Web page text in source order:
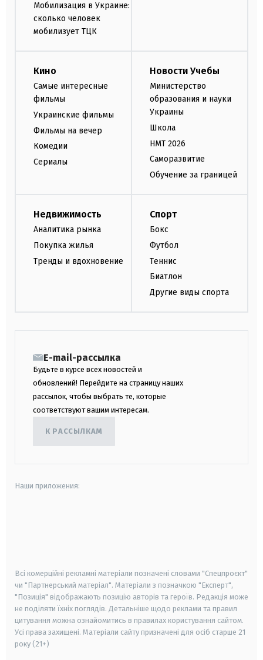
Мобилизация в Украине:
сколько человек
мобилизует ТЦК
Кино
Самые интересные
фильмы
Украинские фильмы
Фильмы на вечер
Комедии
Сериалы
Новости Учебы
Министерство
образования и науки
Украины
Школа
НМТ 2026
Саморазвитие
Обучение за границей
Недвижимость
Аналитика рынка
Покупка жилья
Тренды и вдохновение
Спорт
Бокс
Футбол
Теннис
Биатлон
Другие виды спорта
E-mail-рассылка
Будьте в курсе всех новостей и
обновлений! Перейдите на страницу наших
рассылок, чтобы выбрать те, которые
соответствуют вашим интересам.
К РАССЫЛКАМ
Наши приложения:
Всі комерційні рекламні матеріали позначені словами "Спецпроєкт"
чи "Партнерський матеріал". Матеріали з позначкою "Експерт",
"Позиція" відображають позицію авторів та героїв. Редакція може
не поділяти їхніх поглядів. Детальніше щодо реклами та правил
цитування можна ознайомитись в правилах користування сайтом.
Усі права захищені. Матеріали сайту призначені для осіб старше 21
року (21+)